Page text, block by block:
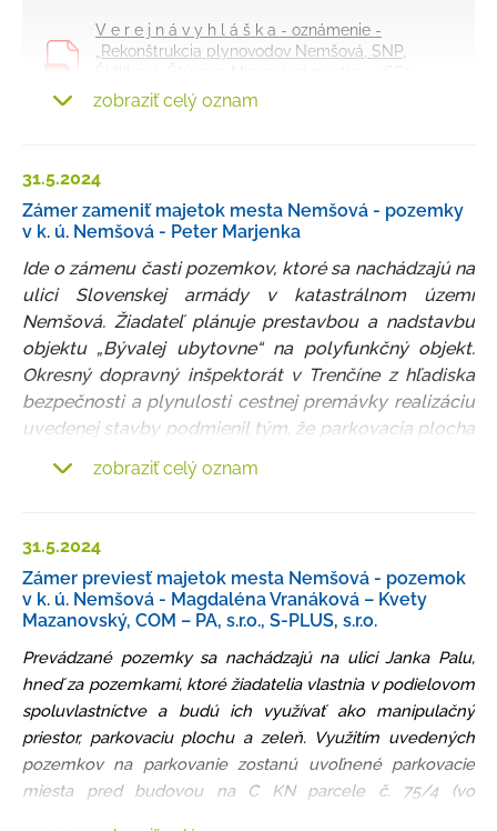
V e r e j n á v y h l á š k a - oznámenie -
„Rekonštrukcia plynovodov Nemšová, SNP,
(134 KB)
situačný nákres - „Rekonštrukcia plynovodov
Nemšová, SNP, Šidlíkové, Štúrova, Mierové
námestie - 1.SC“ (294 KB)
zobraziť celý oznam
31.5.2024
Zámer zameniť majetok mesta Nemšová - pozemky
v k. ú. Nemšová - Peter Marjenka
Ide o zámenu časti pozemkov, ktoré sa nachádzajú na
ulici Slovenskej armády v katastrálnom území
Nemšová. Žiadateľ plánuje prestavbou a nadstavbu
objektu „Bývalej ubytovne“ na polyfunkčný objekt.
Okresný dopravný inšpektorát v Trenčíne z hľadiska
bezpečnosti a plynulosti cestnej premávky realizáciu
uvedenej stavby podmienil tým, že parkovacia plocha
určená na parkovanie bude dostupná priamo z
asfaltovej komunikácie, nie cez jestvujúci chodník.
(premiestnený) chodník tak, aby bola zabezpečená v
tomto úseku bezpečnosť chodcov.
15 písm. f) zákona č. 138/1991 Zb. o majetku obcí v
znení neskorších predpisov v spojení s článkom V
písm. D ods. 2 písm. k. Zásad hospodárenia a
nakladania s majetkom mesta Nemšová (ide o prevod
pozemku na základe zámennej zmluvy).
zobraziť celý oznam
31.5.2024
Zámer previesť majetok mesta Nemšová - pozemok
v k. ú. Nemšová - Magdaléna Vranáková – Kvety
Mazanovský, COM – PA, s.r.o., S-PLUS, s.r.o.
Prevádzané pozemky sa nachádzajú na ulici Janka Palu,
hneď za pozemkami, ktoré žiadatelia vlastnia v podielovom
spoluvlastníctve a budú ich využívať ako manipulačný
priestor, parkovaciu plochu a zeleň. Využitím uvedených
pozemkov na parkovanie zostanú uvoľnené parkovacie
miesta pred budovou na C KN parcele č. 75/4 (vo